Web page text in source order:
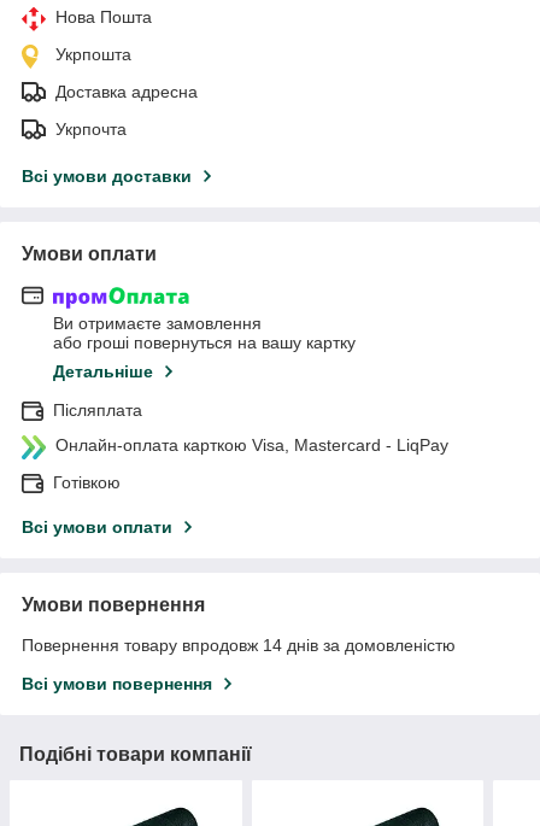
Нова Пошта
Укрпошта
Доставка адресна
Укрпочта
Всі умови доставки
Умови оплати
Ви отримаєте замовлення
або гроші повернуться на вашу картку
Детальніше
Післяплата
Онлайн-оплата карткою Visa, Mastercard - LiqPay
Готівкою
Всі умови оплати
Умови повернення
Повернення товару впродовж 14 днів за домовленістю
Всі умови повернення
Подібні товари компанії